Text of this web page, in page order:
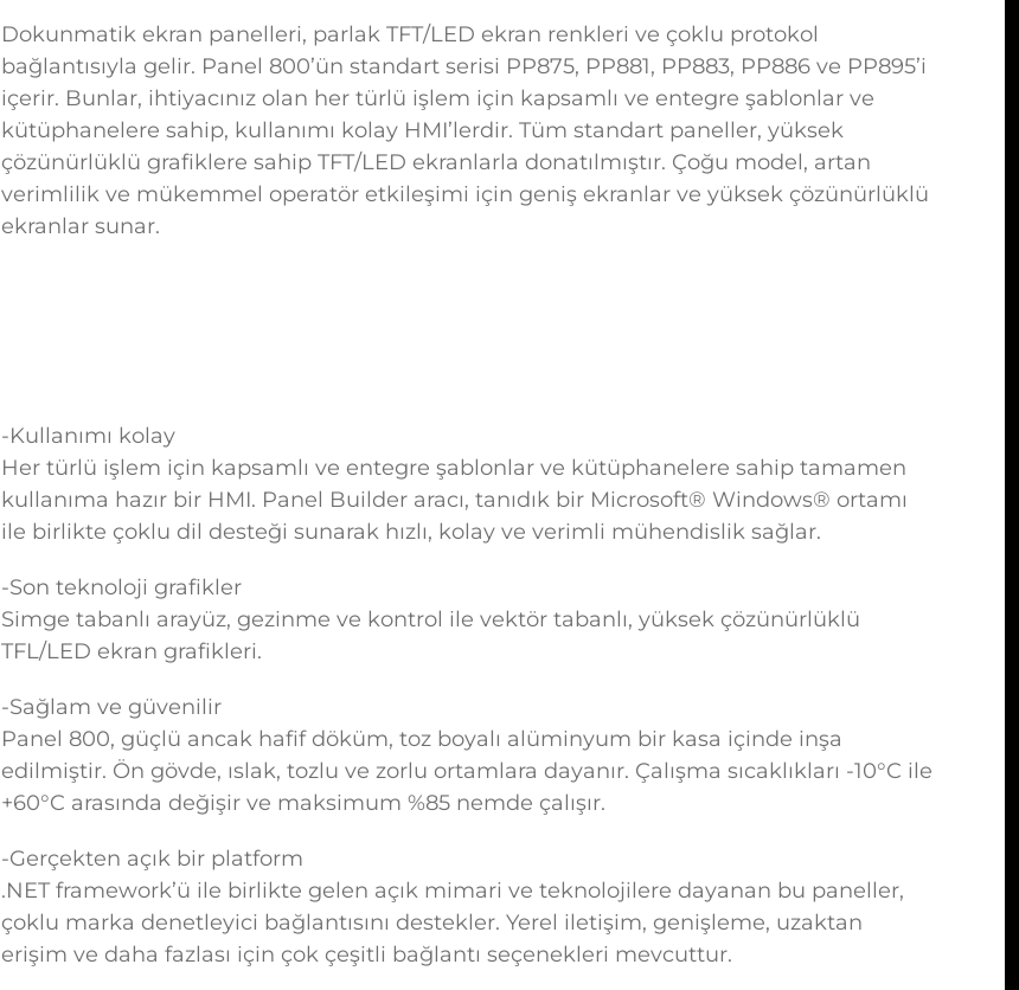
Dokunmatik ekran panelleri, parlak TFT/LED ekran renkleri ve çoklu protokol
bağlantısıyla gelir. Panel 800’ün standart serisi PP875, PP881, PP883, PP886 ve PP895’i
içerir. Bunlar, ihtiyacınız olan her türlü işlem için kapsamlı ve entegre şablonlar ve
kütüphanelere sahip, kullanımı kolay HMI’lerdir. Tüm standart paneller, yüksek
çözünürlüklü grafiklere sahip TFT/LED ekranlarla donatılmıştır. Çoğu model, artan
verimlilik ve mükemmel operatör etkileşimi için geniş ekranlar ve yüksek çözünürlüklü
ekranlar sunar.
-Kullanımı kolay
Her türlü işlem için kapsamlı ve entegre şablonlar ve kütüphanelere sahip tamamen
kullanıma hazır bir HMI. Panel Builder aracı, tanıdık bir Microsoft® Windows® ortamı
ile birlikte çoklu dil desteği sunarak hızlı, kolay ve verimli mühendislik sağlar.
-Son teknoloji grafikler
Simge tabanlı arayüz, gezinme ve kontrol ile vektör tabanlı, yüksek çözünürlüklü
TFL/LED ekran grafikleri.
-Sağlam ve güvenilir
Panel 800, güçlü ancak hafif döküm, toz boyalı alüminyum bir kasa içinde inşa
edilmiştir. Ön gövde, ıslak, tozlu ve zorlu ortamlara dayanır. Çalışma sıcaklıkları -10°C ile
+60°C arasında değişir ve maksimum %85 nemde çalışır.
-Gerçekten açık bir platform
.NET framework’ü ile birlikte gelen açık mimari ve teknolojilere dayanan bu paneller,
çoklu marka denetleyici bağlantısını destekler. Yerel iletişim, genişleme, uzaktan
erişim ve daha fazlası için çok çeşitli bağlantı seçenekleri mevcuttur.